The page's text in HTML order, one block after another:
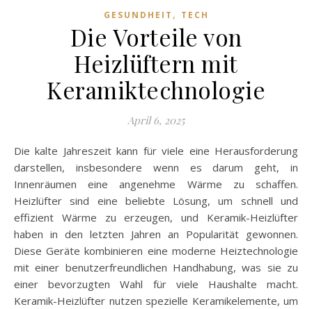
GESUNDHEIT , TECH
Die Vorteile von
Heizlüftern mit
Keramiktechnologie
April 6, 2025
Die kalte Jahreszeit kann für viele eine Herausforderung
darstellen, insbesondere wenn es darum geht, in
Innenräumen eine angenehme Wärme zu schaffen.
Heizlüfter sind eine beliebte Lösung, um schnell und
effizient Wärme zu erzeugen, und Keramik-Heizlüfter
haben in den letzten Jahren an Popularität gewonnen.
Diese Geräte kombinieren eine moderne Heiztechnologie
mit einer benutzerfreundlichen Handhabung, was sie zu
einer bevorzugten Wahl für viele Haushalte macht.
Keramik-Heizlüfter nutzen spezielle Keramikelemente, um